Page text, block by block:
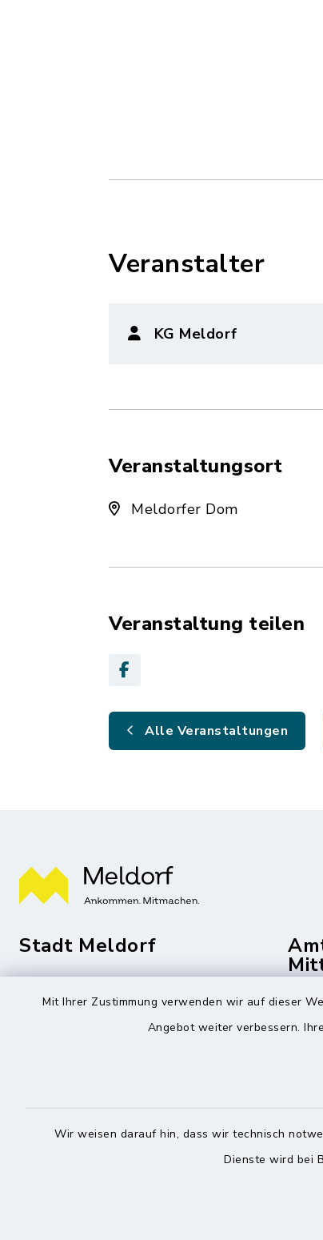
Mit Ihrer Zustimmung verwenden wir auf dieser
Angebot weiter verbessern.
Wir weisen darauf hin, dass wir technisch
Dienste wird bei
Veranstalter
KG Meldorf
Veranstaltungsort
Meldorfer Dom
Veranstaltung teilen
Alle Veranstaltungen
Stadt Meldorf
Zingelstraße 2